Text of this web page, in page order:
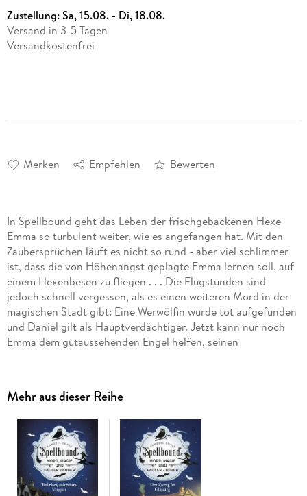
Zustellung:Sa, 15.08. - Di, 18.08.
Versand in 3-5 Tagen
Versandkostenfrei
Merken Empfehlen Bewerten
In Spellbound geht das Leben der frischgebackenen Hexe
Emma so turbulent weiter, wie es angefangen hat. Mit den
Zaubersprüchen läuft es nicht so rund - aber viel schlimmer
ist, dass die von Höhenangst geplagte Emma lernen soll, auf
einem Hexenbesen zu fliegen . . . Die Flugstunden sind
jedoch schnell vergessen, als es einen weiteren Mord in der
magischen Stadt gibt: Eine Werwölfin wurde tot aufgefunden
und Daniel gilt als Hauptverdächtiger. Jetzt kann nur noch
Emma dem gutaussehenden Engel helfen, seinen
Mehr aus dieser Reihe